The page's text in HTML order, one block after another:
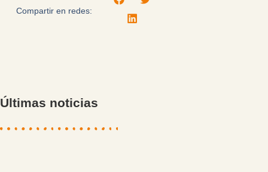
Compartir en redes:
Últimas noticias